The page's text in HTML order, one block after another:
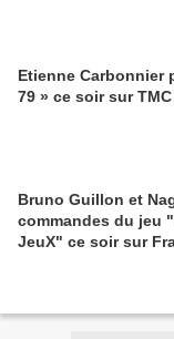
Etienne Carbonnier
79 » ce soir sur TMC
Bruno Guillon et
commandes du jeu
JeuX" ce soir sur